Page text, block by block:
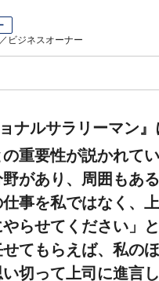
ビジネスオーナー
ナルサラリーマン
重要性が説かれて
があり、周囲もあ
事を私ではなく、
らせてください」
てもらえば、私の
切って上司に進言